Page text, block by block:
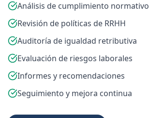
Análisis de cumplimiento normativo
Revisión de políticas de RRHH
Auditoría de igualdad retributiva
Evaluación de riesgos laborales
Informes y recomendaciones
Seguimiento y mejora continua